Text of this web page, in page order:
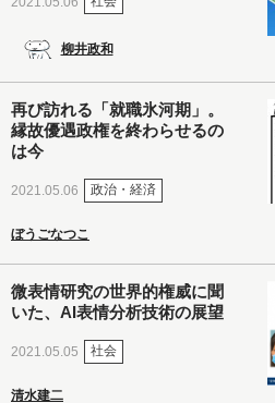
柳井政和
再び訪れる「就職氷河期」。
縁故優遇政権を終わらせるの
は今
2021.05.06 政治・経済
ぼうごなつこ
微表情研究の世界的権威に聞
いた、AI表情分析技術の展望
2021.05.05 社会
清水建二